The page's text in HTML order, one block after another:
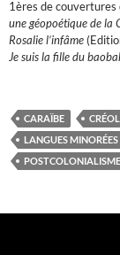
1ères de couvertures
une géopoétique de la
Rosalie l’infâme
Je suis la fille du
CARAÏBE
LANGUES MINORÉES
POSTCOLONIALISME